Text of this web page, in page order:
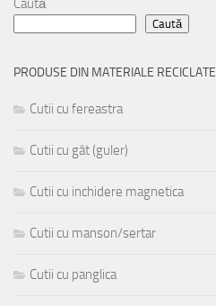
Caută
Caută
PRODUSE DIN MATERIALE RECICLATE
Cutii cu fereastra
Cutii cu gât (guler)
Cutii cu inchidere magnetica
Cutii cu manson/sertar
Cutii cu panglica